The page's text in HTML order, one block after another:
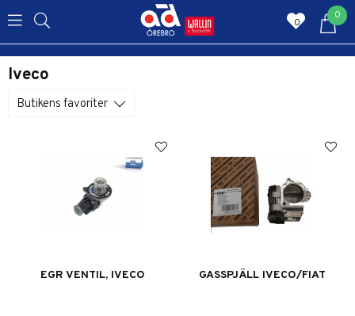
0
0
Iveco
Butikens favoriter
EGR VENTIL, IVECO GASSPJÄLL IVECO/FIAT